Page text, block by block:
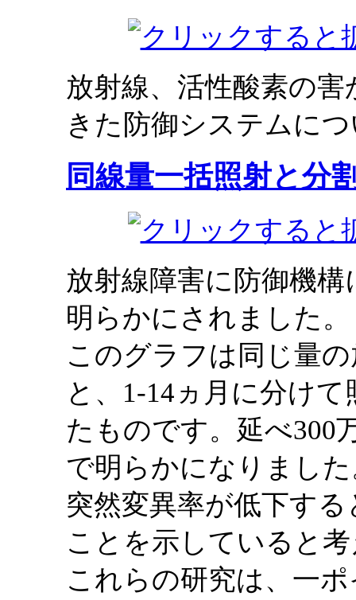
放射線、活性酸素の
きた防御システムに
同線量一括照射と分
放射線障害に防御機
明らかにされました。
このグラフは同じ量
と、1-14ヵ月に分け
たものです。延べ300
で明らかになりまし
突然変異率が低下す
ことを示していると
これらの研究は、一